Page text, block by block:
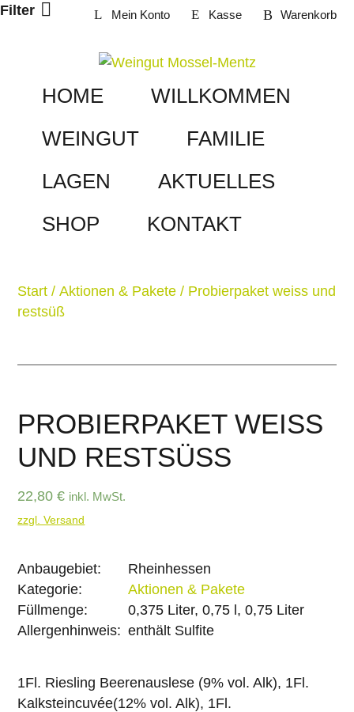
Weiter
Mein Konto Kasse Warenkorb
HOME
WILLKOMMEN
WEINGUT
FAMILIE
LAGEN
AKTUELLES
SHOP
KONTAKT
Filter
Start /Aktionen & Pakete / Probierpaket weiss und
restsüß
PROBIERPAKET WEISS
UND RESTSÜSS
22,80€ inkl. MwSt.
zzgl. Versand
Anbaugebiet:
Rheinhessen
Kategorie:
Aktionen & Pakete
Füllmenge:
0,375 Liter, 0,75 l, 0,75 Liter
Allergenhinweis: enthält Sulfite
1Fl. Riesling Beerenauslese (9% vol. Alk), 1Fl.
Kalksteincuvée(12% vol. Alk), 1Fl.